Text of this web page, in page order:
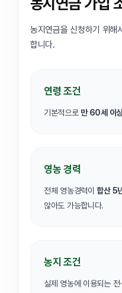
농지연금을 신청하기 위해
합니다.
연령 조건
기본적으로 만 60세 이
영농 경력
전체 영농경력이합산 5
않아도 가능합니다.
농지 조건
실제 영농에 이용되는 전